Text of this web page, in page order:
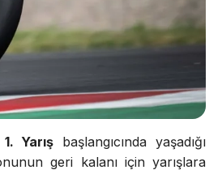
1. Yarış başlangıcında yaşadığı
geri kalanı için yarışlara